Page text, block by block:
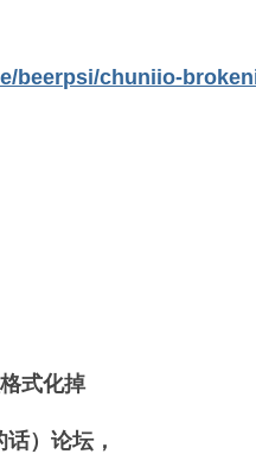
beerpsi/chuniio-
式化掉
）论坛，